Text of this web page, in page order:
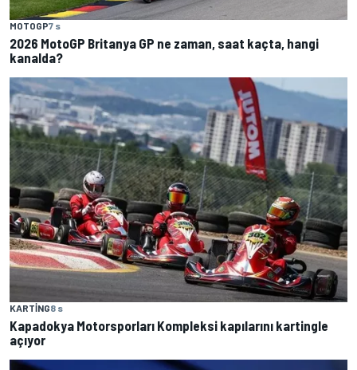
MOTOGP7 s
2026 MotoGP Britanya GP ne zaman, saat kaçta, hangi
kanalda?
KARTING8 s
Kapadokya Motorsporları Kompleksi kapılarını kartingle
açıyor